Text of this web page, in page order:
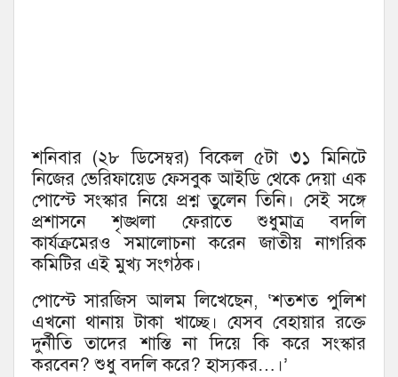
শনিবার (২৮ ডিসেম্বর) বিকেল ৫টা ৩১ মিনিটে
নিজের ভেরিফায়েড ফেসবুক আইডি থেকে দেয়া এক
পোস্টে সংস্কার নিয়ে প্রশ্ন তুলেন তিনি। সেই সঙ্গে
প্রশাসনে শৃঙ্খলা ফেরাতে শুধুমাত্র বদলি
কার্যক্রমেরও সমালোচনা করেন জাতীয় নাগরিক
কমিটির এই মুখ্য সংগঠক।
পোস্টে সারজিস আলম লিখেছেন, ‘শতশত পুলিশ
এখনো থানায় টাকা খাচ্ছে। যেসব বেহায়ার রক্তে
দুর্নীতি তাদের শাস্তি না দিয়ে কি করে সংস্কার
করবেন? শুধু বদলি করে? হাস্যকর…।’